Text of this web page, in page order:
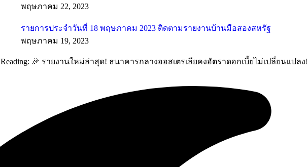
พฤษภาคม 22, 2023
รายการประจำวันที่ 18 พฤษภาคม 2023 ติดตามรายงานบ้านมือสองสหรัฐ
พฤษภาคม 19, 2023
Reading: 🎉 รายงานใหม่ล่าสุด! ธนาคารกลางออสเตรเลียคงอัตราดอกเบี้ยไม่เปลี่ยนแปลง